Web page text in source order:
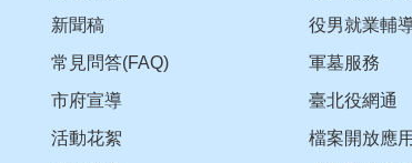
新聞稿
常見問答(FAQ)
市府宣導
活動花絮
役男就業輔
軍墓服務
臺北役網通
檔案開放應